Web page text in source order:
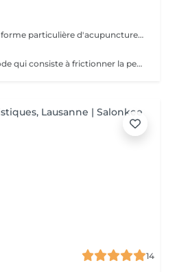
L'auriculothérapie est une forme particulière d'acupuncture qui est pratiquée sur le pavillon de l'oreille. L'oreille est un microsystème qui reflète le corps dans son intégralité au moyen de zones réflexes. Chaque zone correspond à un organe, une partie du corps ou une fonction. L'information relative à une affection ou une maladie se reflète directement sur la zone de l'oreille qui lui correspond.
Le Gua-Sha est une méthode qui consiste à frictionner la peau, préalablement huilée, à l'aide d'un ustensile en porcelaine, en corne, en pierre ou en métal. Littéralement, Gua-Sha veut dire gratter-sable. Le sable étant le dépôt qui s'accumule dans le lit de la rivière, réduisant l'écoulement de l'eau. A l'image de la rivière et de l'eau, le Qi circule dans les méridiens. La libre circulation du Qi peut être entravée par des toxines qu'il convient d'éliminer. Le Gua-sha a pour but de rétablir le flux du Qi et du Sang et extraire les toxines qui causent un blocage ou un déséquilibre en les amenant à la surface de la peau afin de les évacuer. Le Gua-sha peut laisser des rougeurs sur la peau qui disparaissent en quelques jours. L'observation de ces rougeurs donne des informations précieuses sur l'état du Qi et du Sang.
14